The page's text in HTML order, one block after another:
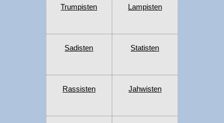
Trumpisten Lampisten
Sadisten Statisten
Rassisten Jahwisten